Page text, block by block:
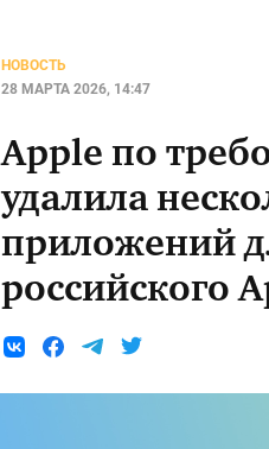
НОВОСТЬ
28 МАРТА 2026, 14:47
Apple по
удалила
приложений
российского